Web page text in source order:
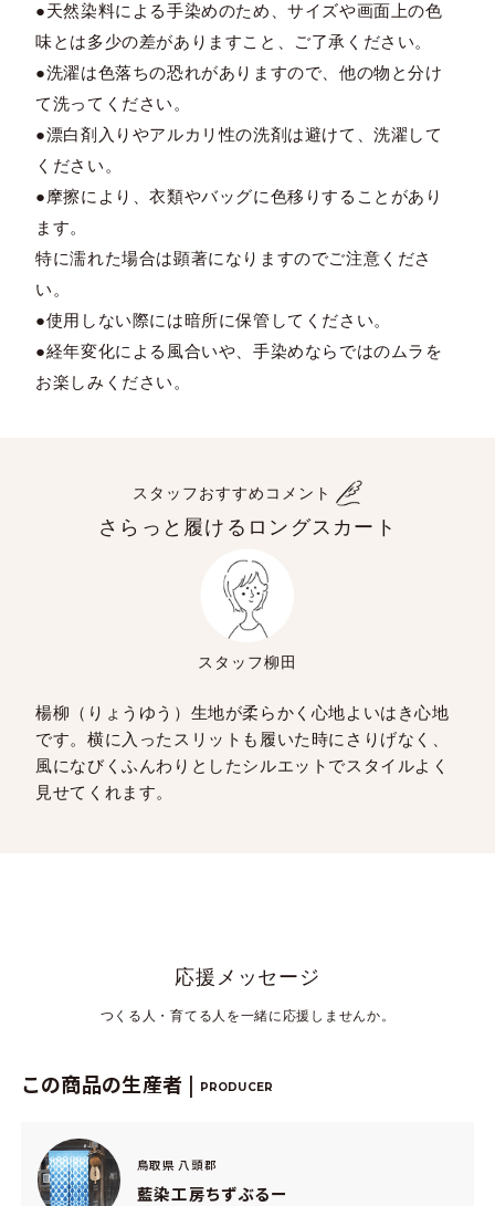
●天然染料による手染めのため、サイズや画面上の色
味とは多少の差がありますこと、ご了承ください。
●洗濯は色落ちの恐れがありますので、他の物と分け
て洗ってください。
●漂白剤入りやアルカリ性の洗剤は避けて、洗濯して
ください。
●摩擦により、衣類やバッグに色移りすることがあり
ます。
特に濡れた場合は顕著になりますのでご注意くださ
い。
●使用しない際には暗所に保管してください。
●経年変化による風合いや、手染めならではのムラを
お楽しみください。
スタッフおすすめコメント
さらっと履けるロングスカート
スタッフ柳田
楊柳（りょうゆう）生地が柔らかく心地よいはき心地
です。横に入ったスリットも履いた時にさりげなく、
風になびくふんわりとしたシルエットでスタイルよく
見せてくれます。
応援メッセージ
つくる人・育てる人を一緒に応援しませんか。
この商品の生産者 | PRODUCER
鳥取県 八頭郡
藍染工房ちずぶるー